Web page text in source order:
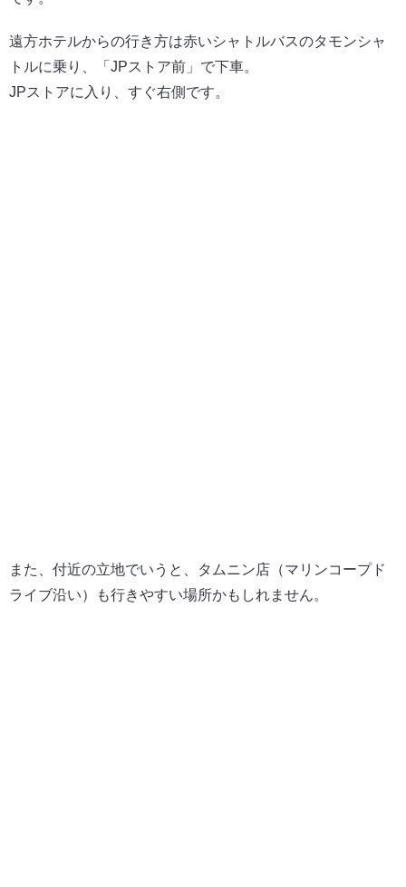
遠方ホテルからの行き方は赤いシャトルバスのタモンシャ
トルに乗り、「JPストア前」で下車。
JPストアに入り、すぐ右側です。
また、付近の立地でいうと、タムニン店（マリンコープド
ライブ沿い）も行きやすい場所かもしれません。